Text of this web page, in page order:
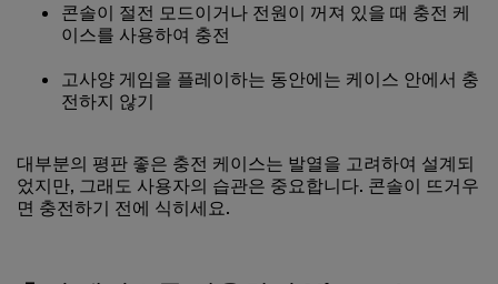
콘솔이 절전 모드이거나 전원이 꺼져 있을 때 충전 케
이스를 사용하여 충전
고사양 게임을 플레이하는 동안에는 케이스 안에서 충
전하지 않기
대부분의 평판 좋은 충전 케이스는 발열을 고려하여 설계되
었지만, 그래도 사용자의 습관은 중요합니다. 콘솔이 뜨거우
면 충전하기 전에 식히세요.